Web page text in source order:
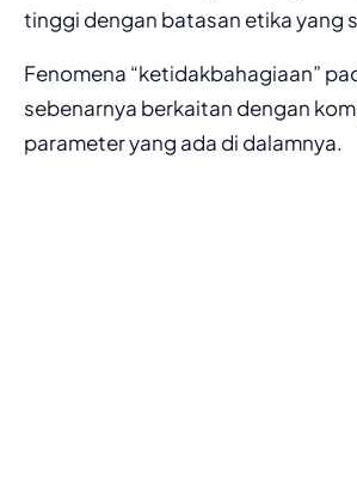
tinggi dengan batasan etika yang
Fenomena “ketidakbahagiaan”
sebenarnya berkaitan dengan
parameter yang ada di dalamnya.